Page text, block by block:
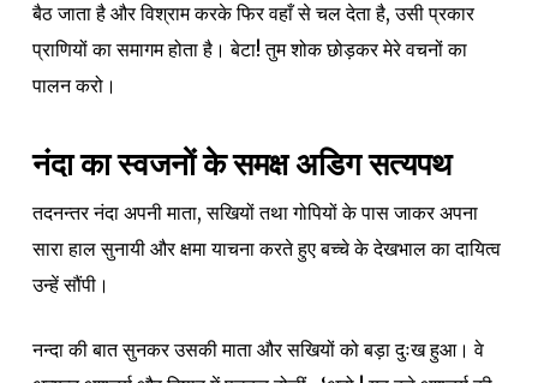
बैठ जाता है और विश्राम करके फिर वहाँ से चल देता है, उसी प्रकार
प्राणियों का समागम होता है। बेटा! तुम शोक छोड़कर मेरे वचनों का
पालन करो।
नंदा का स्वजनों के समक्ष अडिग सत्यपथ
तदनन्तर नंदा अपनी माता, सखियों तथा गोपियों के पास जाकर अपना
सारा हाल सुनायी और क्षमा याचना करते हुए बच्चे के देखभाल का दायित्व
उन्हें सौंपी।
नन्दा की बात सुनकर उसकी माता और सखियों को बड़ा दुःख हुआ। वे